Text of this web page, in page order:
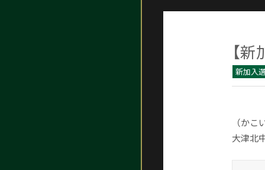
【
新加入
（か
大津北